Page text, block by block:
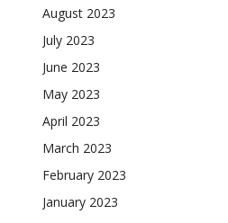
August 2023
July 2023
June 2023
May 2023
April 2023
March 2023
February 2023
January 2023